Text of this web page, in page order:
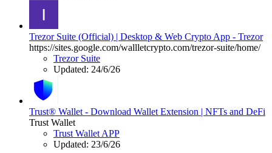
Trezor Suite (Official) | Desktop & Web Crypto App - Trezor
https://sites.google.com/wallletcrypto.com/trezor-suite/home/
Trezor Suite
Updated: 24/6/26
Trust® Wallet - Download Wallet Extension | NFTs and DeFi
Trust Wallet
Trust Wallet APP
Updated: 23/6/26